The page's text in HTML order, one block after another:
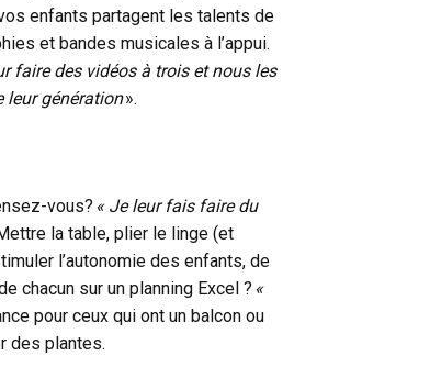
enfants partagent les talents de
et bandes musicales à l’appui.
faire des vidéos à trois et nous les
leur génération».
vous? « Je leur fais faire du
la table, plier le linge (et
l’autonomie des enfants, de
chacun sur un planning Excel ? «
pour ceux qui ont un balcon ou
des plantes.